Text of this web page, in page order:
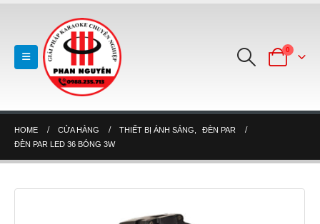
0
HOME CỬA HÀNG THIẾT BỊ ÁNH SÁNG
ĐÈN PAR
ĐÈN PAR LED 36 BÓNG 3W